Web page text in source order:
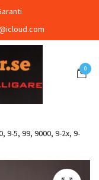
0
9-5, 99, 9000, 9-2x, 9-